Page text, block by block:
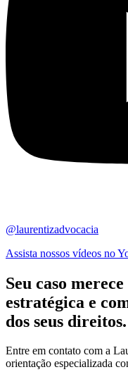
@laurentizadvocacia
Assista nossos vídeos no
Seu caso
estratégica e
dos seus direitos.
Entre em contato com a
orientação especializada